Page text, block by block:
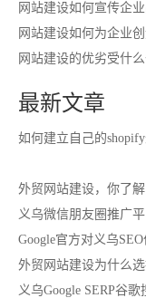
网站建设如何宣传企
网站建设如何为企业
网站建设的优劣受什
最新文章
如何建立自己的
外贸网站建设，你了
义乌微信朋友圈推广
Google官方对义乌
外贸网站建设为什么
义乌Google SERP谷